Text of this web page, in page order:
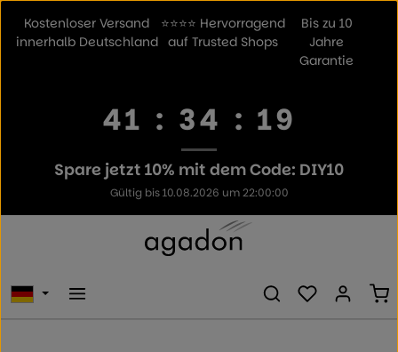
Zum Hauptinhalt springen
Kostenloser Versand
innerhalb Deutschland
⭐⭐⭐⭐ Hervorragend
auf Trusted Shops
Bis zu 10
Jahre
Garantie
41 : 34 : 18
Spare jetzt 10% mit dem Code: DIY10
Gültig bis 10.08.2026 um 22:00:00
Du hast 0